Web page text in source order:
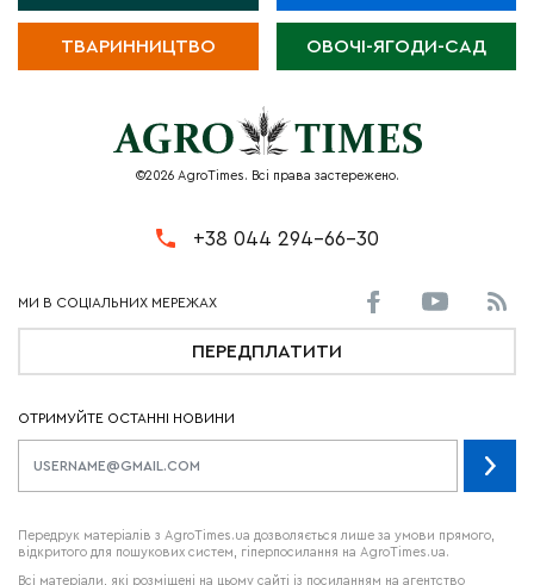
ТВАРИННИЦТВО ОВОЧІ-ЯГОДИ-САД
©2026 AgroTimes. Всі права застережено.
+38 044 294-66-30
ПЕРЕДПЛАТИТИ
ОТРИМУЙТЕ ОСТАННІ НОВИНИ
Передрук матеріалів з AgroTimes.ua дозволяється лише за умови прямого,
відкритого для пошукових систем, гіперпосилання на AgroTimes.ua.
Всі матеріали, які розміщені на цьому сайті із посиланням на агентство